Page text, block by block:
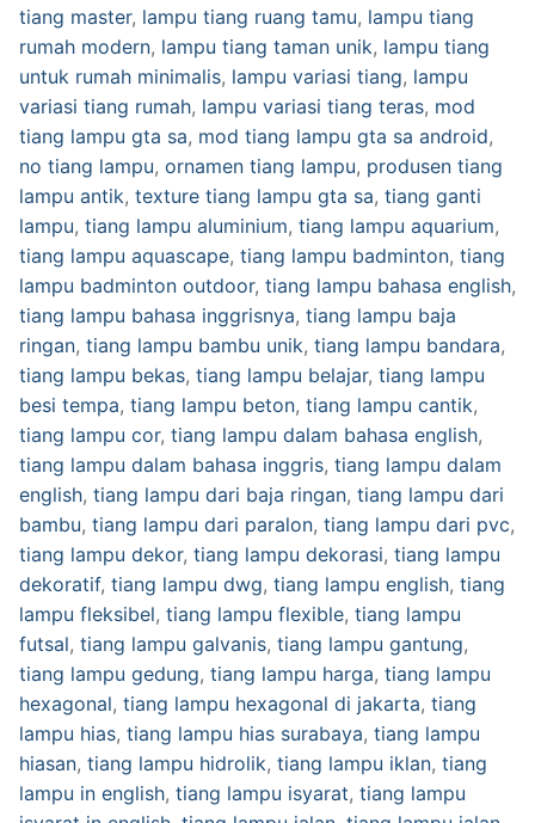
tiang master, lampu tiang ruang tamu, lampu tiang
rumah modern, lampu tiang taman unik, lampu tiang
untuk rumah minimalis, lampu variasi tiang, lampu
variasi tiang rumah, lampu variasi tiang teras, mod
tiang lampu gta sa, mod tiang lampu gta sa android,
no tiang lampu, ornamen tiang lampu, produsen tiang
lampu antik, texture tiang lampu gta sa, tiang ganti
lampu, tiang lampu aluminium, tiang lampu aquarium,
tiang lampu aquascape, tiang lampu badminton, tiang
lampu badminton outdoor, tiang lampu bahasa english,
tiang lampu bahasa inggrisnya, tiang lampu baja
ringan, tiang lampu bambu unik, tiang lampu bandara,
tiang lampu bekas, tiang lampu belajar, tiang lampu
besi tempa, tiang lampu beton, tiang lampu cantik,
tiang lampu cor, tiang lampu dalam bahasa english,
tiang lampu dalam bahasa inggris, tiang lampu dalam
english, tiang lampu dari baja ringan, tiang lampu dari
bambu, tiang lampu dari paralon, tiang lampu dari pvc,
tiang lampu dekor, tiang lampu dekorasi, tiang lampu
dekoratif, tiang lampu dwg, tiang lampu english, tiang
lampu fleksibel, tiang lampu flexible, tiang lampu
futsal, tiang lampu galvanis, tiang lampu gantung,
tiang lampu gedung, tiang lampu harga, tiang lampu
hexagonal, tiang lampu hexagonal di jakarta, tiang
lampu hias, tiang lampu hias surabaya, tiang lampu
hiasan, tiang lampu hidrolik, tiang lampu iklan, tiang
lampu in english, tiang lampu isyarat, tiang lampu